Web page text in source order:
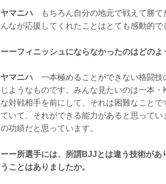
ヤマニハ もちろん自分の地元で戦えて勝て
んなが応援してくれたことはとても感動的
ーーフィニッシュにならなかったのはどのよ
ヤマニハ 一本極めることができない格闘技
じようなものです。みんな見たいのは一本
な対戦相手を前にして、それは困難なこと
ていて、それができる能力があると思って
の功績だと思っています。
ーー所選手には、所謂BJJとは違う技術が
うことはありましたか。